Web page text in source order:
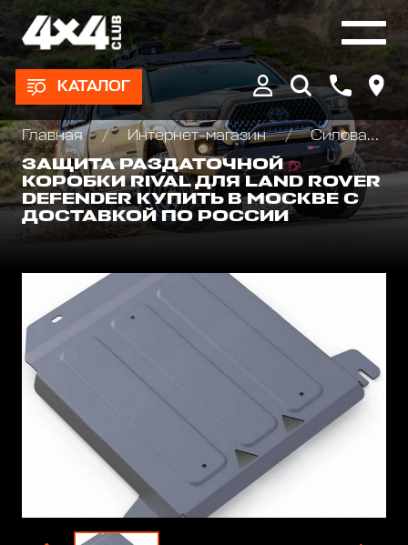
КАТАЛОГ
Главная Интернет-магазин
Силовая защита днища для внедорожников
ЗАЩИТА РАЗДАТОЧНОЙ
КОРОБКИ RIVAL ДЛЯ LAND ROVER
DEFENDER КУПИТЬ В МОСКВЕ С
ДОСТАВКОЙ ПО РОССИИ